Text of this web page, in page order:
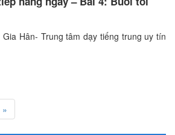
Hân- Trung tâm dạy tiếng trung uy tín